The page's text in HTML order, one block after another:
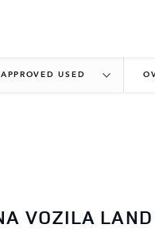
APPROVED USED
VOZILA